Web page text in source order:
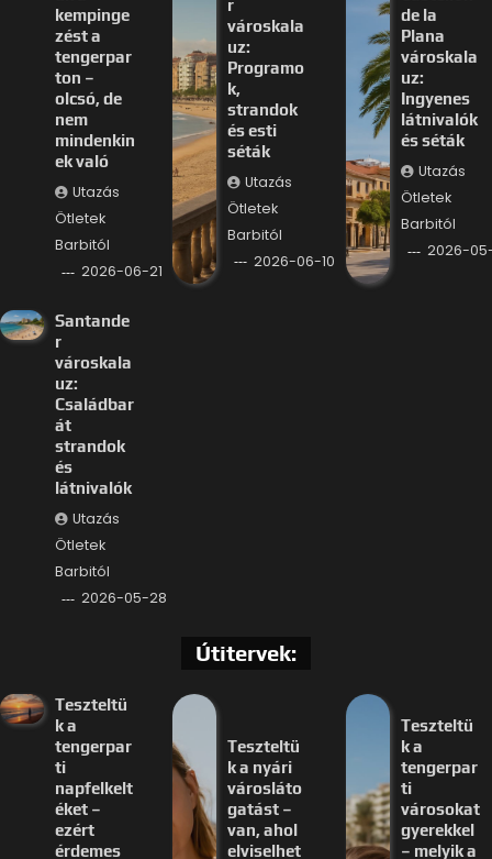
kempinge
zést a
tengerpar
ton –
olcsó, de
nem
mindenkin
ek való
Utazás
Ötletek
Barbitól
2026-06-21
r
városkala
uz:
Programo
k,
strandok
és esti
séták
Utazás
Ötletek
Barbitól
2026-06-10
de la
Plana
városkala
uz:
Ingyenes
látnivalók
és séták
Utazás
Ötletek
Barbitól
2026-
Santande
r
városkala
uz:
Családbar
át
strandok
és
látnivalók
Utazás
Ötletek
Barbitól
2026-05-28
Útitervek:
Teszteltü
k a
tengerpar
ti
napfelkelt
éket –
ezért
érdemes
Teszteltü
k a nyári
városláto
gatást –
van, ahol
elviselhet
Teszteltü
k a
tengerpar
ti
városokat
gyerekkel
– melyik a